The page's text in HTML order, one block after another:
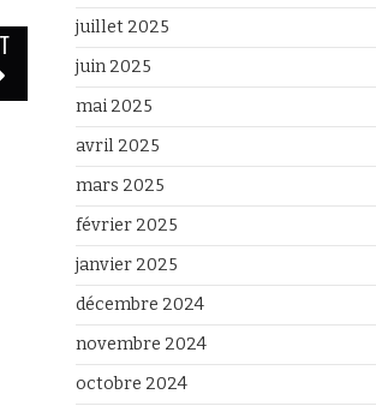
juillet 2025
juin 2025
mai 2025
avril 2025
mars 2025
février 2025
janvier 2025
décembre 2024
novembre 2024
octobre 2024